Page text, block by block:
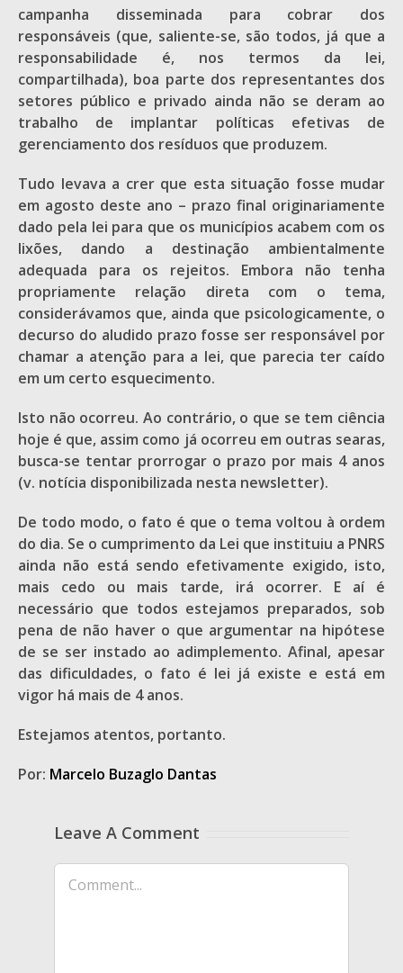
campanha disseminada para cobrar dos
responsáveis (que, saliente-se, são todos, já que a
responsabilidade é, nos termos da lei,
compartilhada), boa parte dos representantes dos
setores público e privado ainda não se deram ao
trabalho de implantar políticas efetivas de
gerenciamento dos resíduos que produzem.
Tudo levava a crer que esta situação fosse mudar
em agosto deste ano – prazo final originariamente
dado pela lei para que os municípios acabem com os
lixões, dando a destinação ambientalmente
adequada para os rejeitos. Embora não tenha
propriamente relação direta com o tema,
considerávamos que, ainda que psicologicamente, o
decurso do aludido prazo fosse ser responsável por
chamar a atenção para a lei, que parecia ter caído
em um certo esquecimento.
Isto não ocorreu. Ao contrário, o que se tem ciência
hoje é que, assim como já ocorreu em outras searas,
busca-se tentar prorrogar o prazo por mais 4 anos
(v. notícia disponibilizada nesta newsletter).
De todo modo, o fato é que o tema voltou à ordem
do dia. Se o cumprimento da Lei que instituiu a PNRS
ainda não está sendo efetivamente exigido, isto,
mais cedo ou mais tarde, irá ocorrer. E aí é
necessário que todos estejamos preparados, sob
pena de não haver o que argumentar na hipótese
de se ser instado ao adimplemento. Afinal, apesar
das dificuldades, o fato é lei já existe e está em
vigor há mais de 4 anos.
Estejamos atentos, portanto.
Por: Marcelo Buzaglo Dantas
Leave A Comment
Comment